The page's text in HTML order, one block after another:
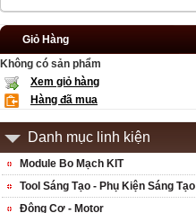
Giỏ Hàng
Không có sản phẩm
Xem giỏ hàng
Hàng đã mua
Danh mục linh kiện
Module Bo Mạch KIT
Tool Sáng Tạo - Phụ Kiện Sáng Tạo
Động Cơ - Motor